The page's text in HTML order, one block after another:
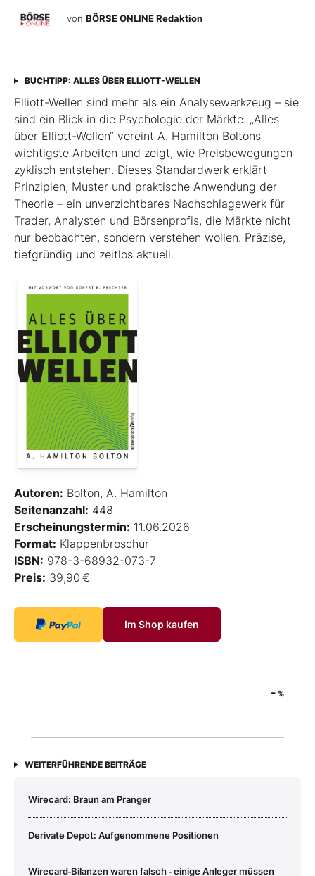
von BÖRSE ONLINE Redaktion
BUCHTIPP: ALLES ÜBER ELLIOTT-WELLEN
Elliott-Wellen sind mehr als ein Analysewerkzeug – sie
sind ein Blick in die Psychologie der Märkte. „Alles
über Elliott-Wellen“ vereint A. Hamilton Boltons
wichtigste Arbeiten und zeigt, wie Preisbewegungen
zyklisch entstehen. Dieses Standardwerk erklärt
Prinzipien, Muster und praktische Anwendung der
Theorie – ein unverzichtbares Nachschlagewerk für
Trader, Analysten und Börsenprofis, die Märkte nicht
nur beobachten, sondern verstehen wollen. Präzise,
tiefgründig und zeitlos aktuell.
Autoren: Bolton, A. Hamilton
Seitenanzahl: 448
Erscheinungstermin: 11.06.2026
Format: Klappenbroschur
ISBN: 978-3-68932-073-7
Preis: 39,90 €
Im Shop kaufen
- %
WEITERFÜHRENDE BEITRÄGE
Wirecard: Braun am Pranger
Derivate Depot: Aufgenommene Positionen
Wirecard‑Bilanzen waren falsch ‑ einige Anleger müssen